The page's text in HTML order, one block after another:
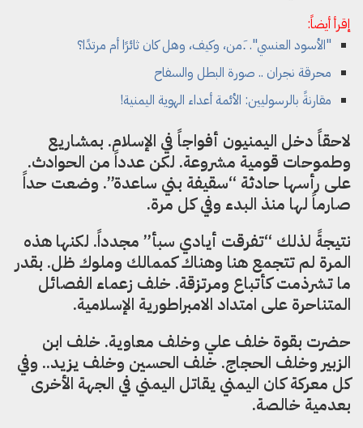
إقرأ أيضاً:
"الأسود العنسي". .َمن، وكيف، وهل كان ثائرًا أم مرتدًا؟
محرقة نجران .. صورة البطل والسفاح
مقارنةً بالرسوليين: الأئمة أعداء الهوية اليمنية!
لاحقاً دخل اليمنيون أفواجاً في الإسلام. بمشاريع
وطموحات قومية مشروعة. لكن عدداً من الحوادث.
على رأسها حادثة “سقيفة بني ساعدة”. وضعت حداً
صارماً لها منذ البدء وفي كل مرة.
نتيجةً لذلك “تفرقت أيادي سبأ” مجدداً. لكنها هذه
المرة لم تتجمع هنا وهناك كممالك وملوك ظل. بقدر
ما تشرذمت كأتباع ومرتزقة. خلف زعماء الفصائل
المتناحرة على امتداد الامبراطورية الإسلامية.
حضرت بقوة خلف علي وخلف معاوية. خلف ابن
الزبير وخلف الحجاج. خلف الحسين وخلف يزيد.. وفي
كل معركة كان اليمني يقاتل اليمني في الجهة الأخرى
بعدمية خالصة.